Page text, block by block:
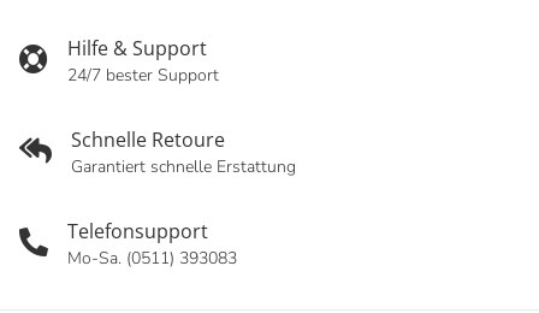
Hilfe & Support
24/7 bester Support
Schnelle Retoure
Garantiert schnelle Erstattung
Telefonsupport
Mo-Sa. (0511) 393083